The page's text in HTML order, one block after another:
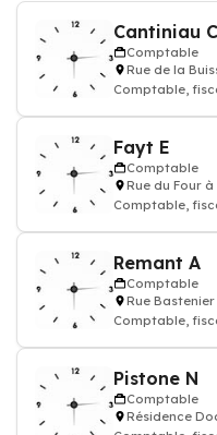
Cantiniau C
Comptable
Rue de la
Comptable,
Fayt E
Comptable
Rue du Four à
Comptable,
Remant A
Comptable
Rue Bastenier
Comptable,
Pistone N
Comptable
Résidence